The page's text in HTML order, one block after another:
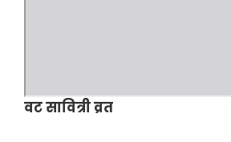
वट सावित्री व्रत